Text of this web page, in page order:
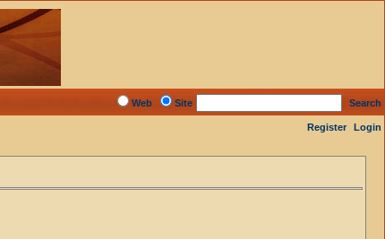
Web Site
Search
Register Login